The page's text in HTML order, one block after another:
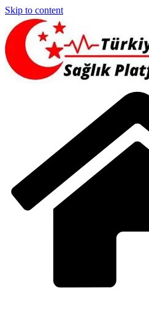
Skip to content